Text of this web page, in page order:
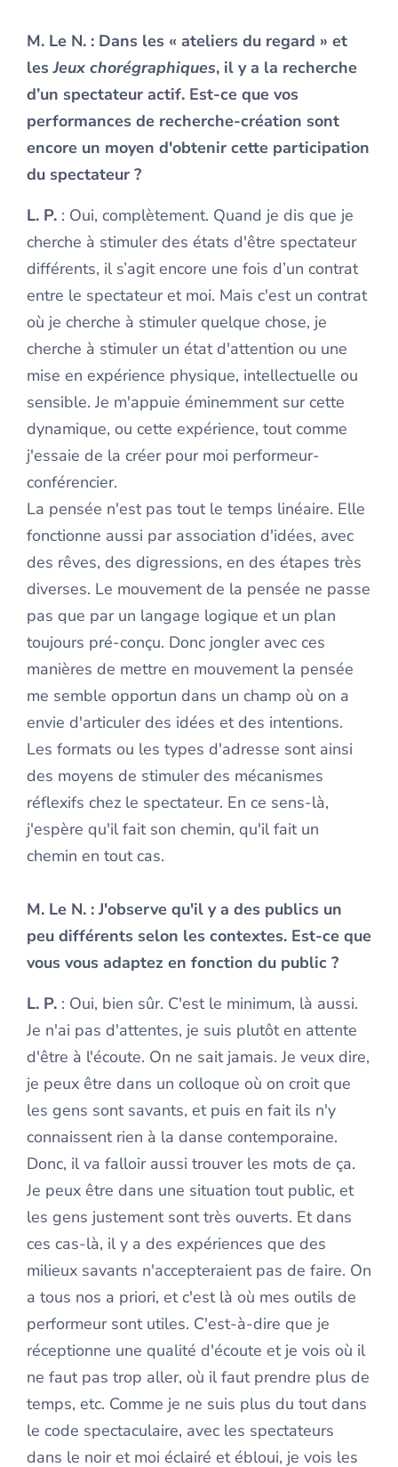
M. Le N. : Dans les « ateliers du regard » et
les Jeux chorégraphiques, il y a la recherche
d’un spectateur actif. Est-ce que vos
performances de recherche-création sont
encore un moyen d'obtenir cette participation
du spectateur ?
L. P. : Oui, complètement. Quand je dis que je
cherche à stimuler des états d'être spectateur
différents, il s’agit encore une fois d’un contrat
entre le spectateur et moi. Mais c'est un contrat
où je cherche à stimuler quelque chose, je
cherche à stimuler un état d'attention ou une
mise en expérience physique, intellectuelle ou
sensible. Je m'appuie éminemment sur cette
dynamique, ou cette expérience, tout comme
j'essaie de la créer pour moi performeur-
conférencier.
La pensée n'est pas tout le temps linéaire. Elle
fonctionne aussi par association d'idées, avec
des rêves, des digressions, en des étapes très
diverses. Le mouvement de la pensée ne passe
pas que par un langage logique et un plan
toujours pré-conçu. Donc jongler avec ces
manières de mettre en mouvement la pensée
me semble opportun dans un champ où on a
envie d'articuler des idées et des intentions.
Les formats ou les types d'adresse sont ainsi
des moyens de stimuler des mécanismes
réflexifs chez le spectateur. En ce sens-là,
j'espère qu'il fait son chemin, qu'il fait un
chemin en tout cas.
M. Le N. : J'observe qu'il y a des publics un
peu différents selon les contextes. Est-ce que
vous vous adaptez en fonction du public ?
L. P. : Oui, bien sûr. C'est le minimum, là aussi.
Je n'ai pas d'attentes, je suis plutôt en attente
d'être à l'écoute. On ne sait jamais. Je veux dire,
je peux être dans un colloque où on croit que
les gens sont savants, et puis en fait ils n'y
connaissent rien à la danse contemporaine.
Donc, il va falloir aussi trouver les mots de ça.
Je peux être dans une situation tout public, et
les gens justement sont très ouverts. Et dans
ces cas-là, il y a des expériences que des
milieux savants n'accepteraient pas de faire. On
a tous nos a priori, et c'est là où mes outils de
performeur sont utiles. C'est-à-dire que je
réceptionne une qualité d'écoute et je vois où il
ne faut pas trop aller, où il faut prendre plus de
temps, etc. Comme je ne suis plus du tout dans
le code spectaculaire, avec les spectateurs
dans le noir et moi éclairé et ébloui, je vois les